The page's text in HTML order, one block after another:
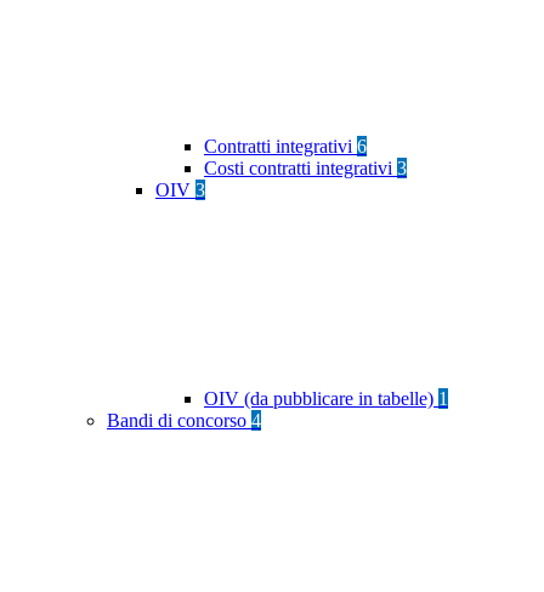
Contratti integrativi 6
Costi contratti integrativi 3
OIV 3
OIV (da pubblicare in tabelle) 1
Bandi di concorso 4